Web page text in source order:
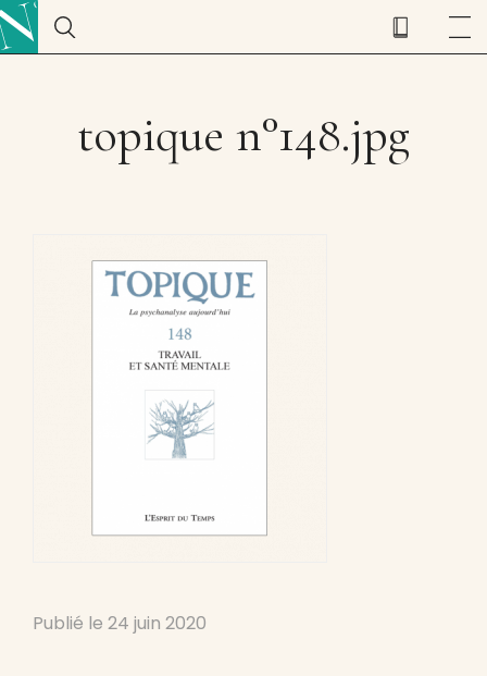
topique n°148.jpg
Publié le 24 juin 2020